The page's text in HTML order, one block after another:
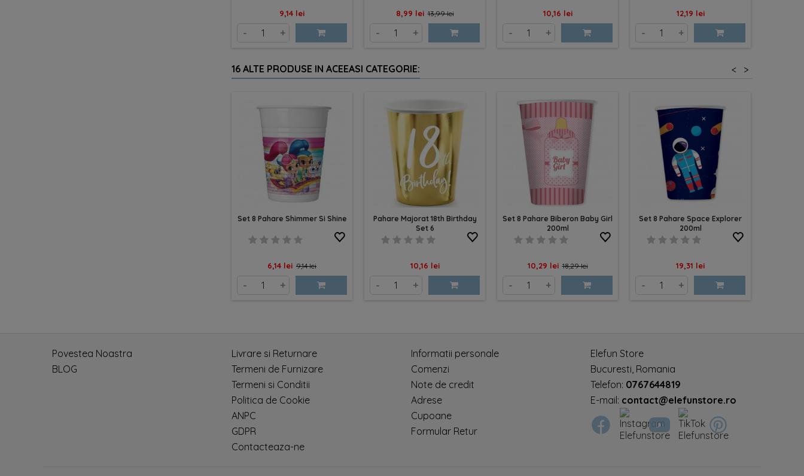
Pret
9,14 lei
- +
Pret
8,99 lei Pret
baza
13,99 lei
- +
Pret
10,16 lei
- +
Pret
12,19 lei
- +
16 ALTE PRODUSE IN ACEEASI CATEGORIE: >
<
Set 8 Pahare Shimmer Si Shine
Pret
6,14 lei Pret
baza
9,14 lei
- +
Pahare Majorat 18th Birthday
Set 6
Pret
10,16 lei
- +
Set 8 Pahare Biberon Baby Girl
200ml
Pret
10,29 lei Pret
baza
18,29 lei
- +
Set 8 Pahare Space Explorer
200ml
Pret
19,31 lei
- +
Povestea Noastra
BLOG
Livrare si Returnare
Termeni de Furnizare
Termeni si Conditii
Politica de Cookie
ANPC
GDPR
Contacteaza-ne
Informatii personale
Comenzi
Note de credit
Adrese
Cupoane
Formular Retur
Elefun Store
Bucuresti, Romania
Telefon: 0767644819
E-mail: contact@elefunstore.ro